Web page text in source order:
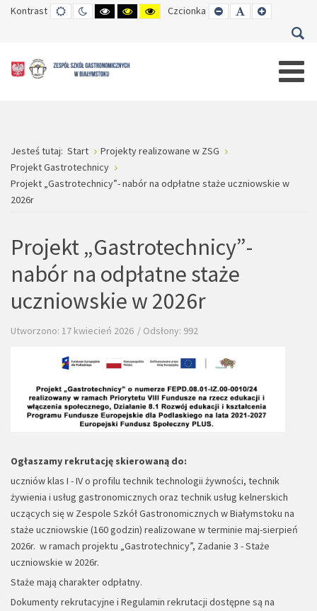
Kontrast TRYB
DOMYŚLNY
TRYB
DZIENNY
WYSOKI
CZARNO-
WYSOKI
CZARNO-
WYSOKI
ŻÓŁTO-
Czcionka SET
SMALLER
SET
DEFAULT
SET
LARGER
Jesteś tutaj: Start
Projekty realizowane w ZSG
Projekt Gastrotechnicy
Projekt „Gastrotechnicy”- nabór na odpłatne staże uczniowskie w
2026r
Projekt „Gastrotechnicy”-
nabór na odpłatne staże
uczniowskie w 2026r
Utworzono: 17 kwiecień 2026 Odsłony: 992
Ogłaszamy rekrutację skierowaną do:
uczniów klas I - IV o profilu technik technologii żywności, technik
żywienia i usług gastronomicznych oraz technik usług kelnerskich
uczących się w Zespole Szkół Gastronomicznych w Białymstoku na
staże uczniowskie (160 godzin) realizowane w terminie maj-sierpień
2026r. w ramach projektu „Gastrotechnicy”, Zadanie 3 - Staże
uczniowskie w 2026r.
Staże mają charakter odpłatny.
Dokumenty rekrutacyjne i Regulamin rekrutacji dostępne są na